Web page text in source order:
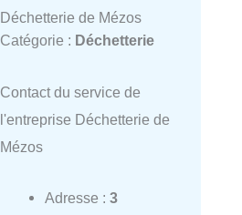
Déchetterie de Mézos
Catégorie : Déchetterie
Contact du service de
l'entreprise Déchetterie de
Mézos
Adresse : 3